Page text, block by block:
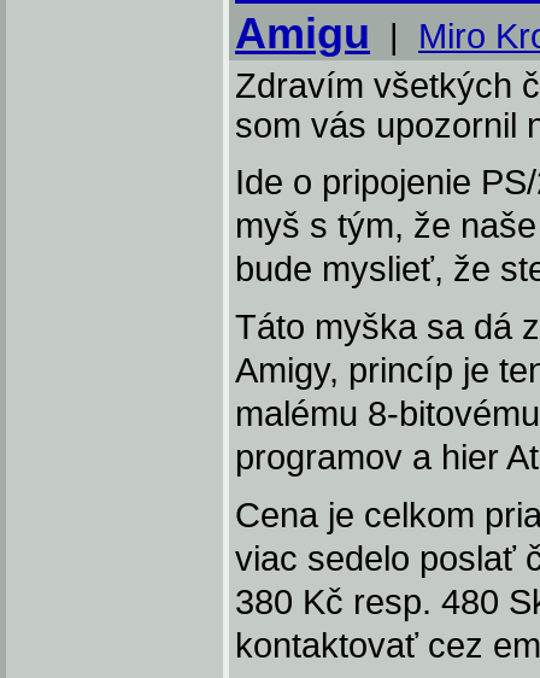
Amigu | Miro
Zdravím všetkých
som vás upozornil
Ide o pripojenie
myš s tým, že
bude myslieť, že
Táto myška sa dá
Amigy, princíp je
malému 8-
programov a hier
Cena je celkom
viac sedelo poslať
380 Kč resp. 480
kontaktovať cez